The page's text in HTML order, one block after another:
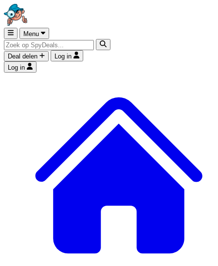
Menu
Deal delen
Log in
Log in